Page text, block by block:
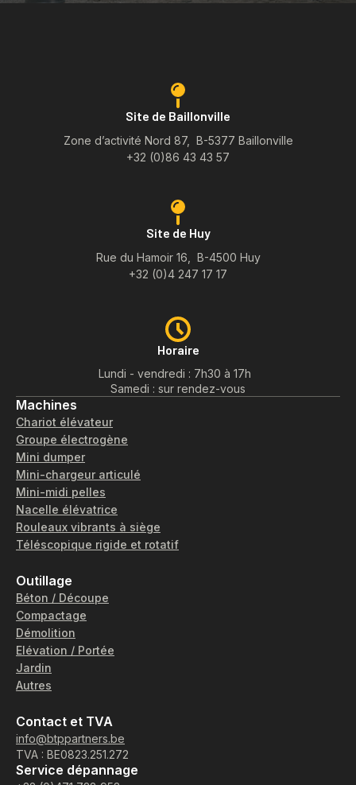
Site de Baillonville
Zone d’activité Nord 87, B-5377 Baillonville
+32 (0)86 43 43 57
Site de Huy
Rue du Hamoir 16, B-4500 Huy
+32 (0)4 247 17 17
Horaire
Lundi - vendredi : 7h30 à 17h
Samedi : sur rendez-vous
Machines
Chariot élévateur
Groupe électrogène
Mini dumper
Mini-chargeur articulé
Mini-midi pelles
Nacelle élévatrice
Rouleaux vibrants à siège
Téléscopique rigide et rotatif
Outillage
Béton / Découpe
Compactage
Démolition
Elévation / Portée
Jardin
Autres
Contact et TVA
info@btppartners.be
TVA : BE0823.251.272
Service dépannage